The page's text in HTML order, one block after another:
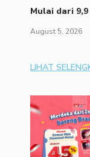
Mulai dari 9,9
August 5, 2026
LIHAT